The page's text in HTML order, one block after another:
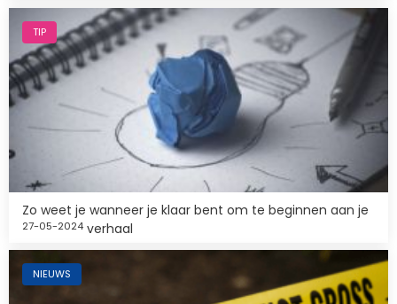
TIP
Zo weet je wanneer je klaar bent om te beginnen aan je
verhaal
27-05-2024
NIEUWS